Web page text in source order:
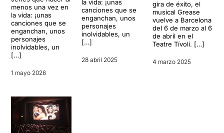
menos una vez en
la vida: ¡unas
canciones que se
enganchan, unos
personajes
inolvidables, un
[…]
1 mayo 2026
la vida: ¡unas
canciones que se
enganchan, unos
personajes
inolvidables, un
[…]
28 abril 2025
gira de éxito, el
musical Grease
vuelve a Barcelona
del 6 de marzo al 6
de abril en el
Teatre Tívoli. […]
4 marzo 2025